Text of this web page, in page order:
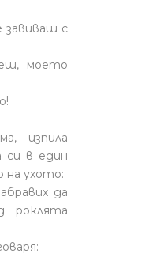
завиваш с
моето
изпила
си в един
на ухото:
да
роклята